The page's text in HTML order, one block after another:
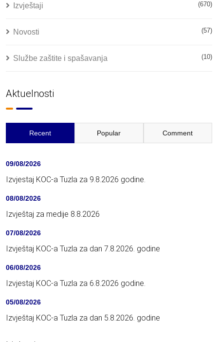
Izvještaji (670)
Novosti (57)
Službe zaštite i spašavanja (10)
Aktuelnosti
Recent Popular Comment
09/08/2026
Izvjestaj KOC-a Tuzla za 9.8.2026 godine.
08/08/2026
Izvještaj za medije 8.8.2026
07/08/2026
Izvještaj KOC-a Tuzla za dan 7.8.2026. godine
06/08/2026
Izvjestaj KOC-a Tuzla za 6.8.2026 godine.
05/08/2026
Izvještaj KOC-a Tuzla za dan 5.8.2026. godine